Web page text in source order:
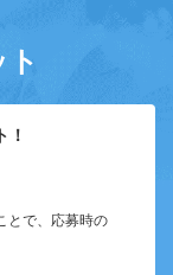
！
とで、応募時の